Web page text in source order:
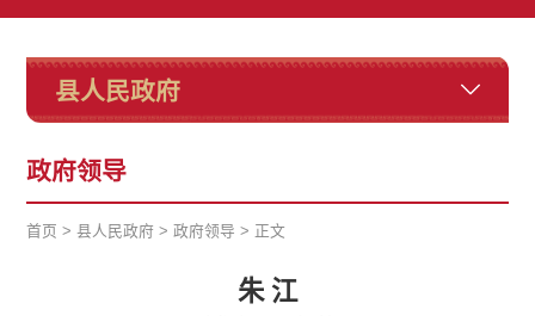
县人民政府
政府领导
首页 >县人民政府 >政府领导 > 正文
朱 江